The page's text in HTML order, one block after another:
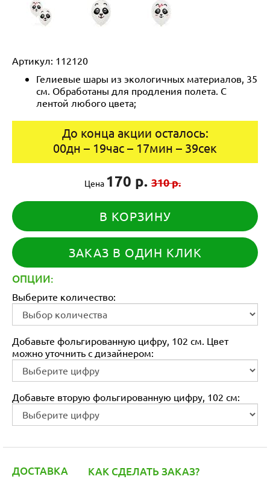
Артикул: 112120
Гелиевые шары из экологичных материалов, 35
см. Обработаны для продления полета. С
лентой любого цвета;
До конца акции осталось:
00дн – 19час – 17мин – 39сек
Цена 170 р. 310 р.
В КОРЗИНУ
ЗАКАЗ В ОДИН КЛИК
ОПЦИИ:
Выберите количество:
Добавьте фольгированную цифру, 102 см. Цвет
можно уточнить с дизайнером:
Добавьте вторую фольгированную цифру, 102 см:
ДОСТАВКА КАК СДЕЛАТЬ ЗАКАЗ?